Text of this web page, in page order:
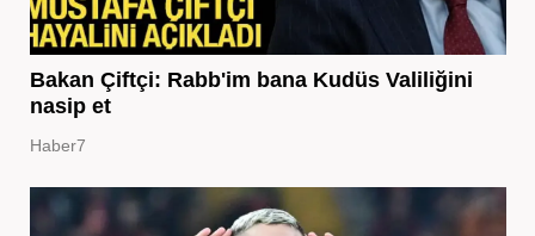
Bakan Çiftçi: Rabb'im bana Kudüs Valiliğini
nasip et
Haber7